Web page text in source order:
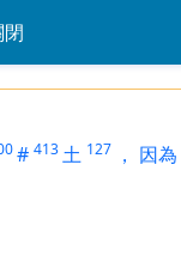
# 413土 127 ， 因為